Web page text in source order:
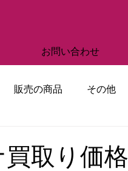
お問い合わせ
販売の商品 その他
取り価格